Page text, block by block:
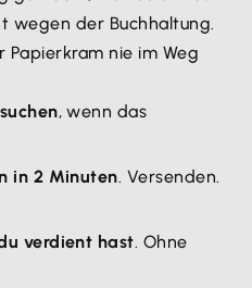
wegen der Buchhaltung.
Papierkram nie im Weg
, wenn das
in 2 Minuten. Versenden.
verdient hast. Ohne